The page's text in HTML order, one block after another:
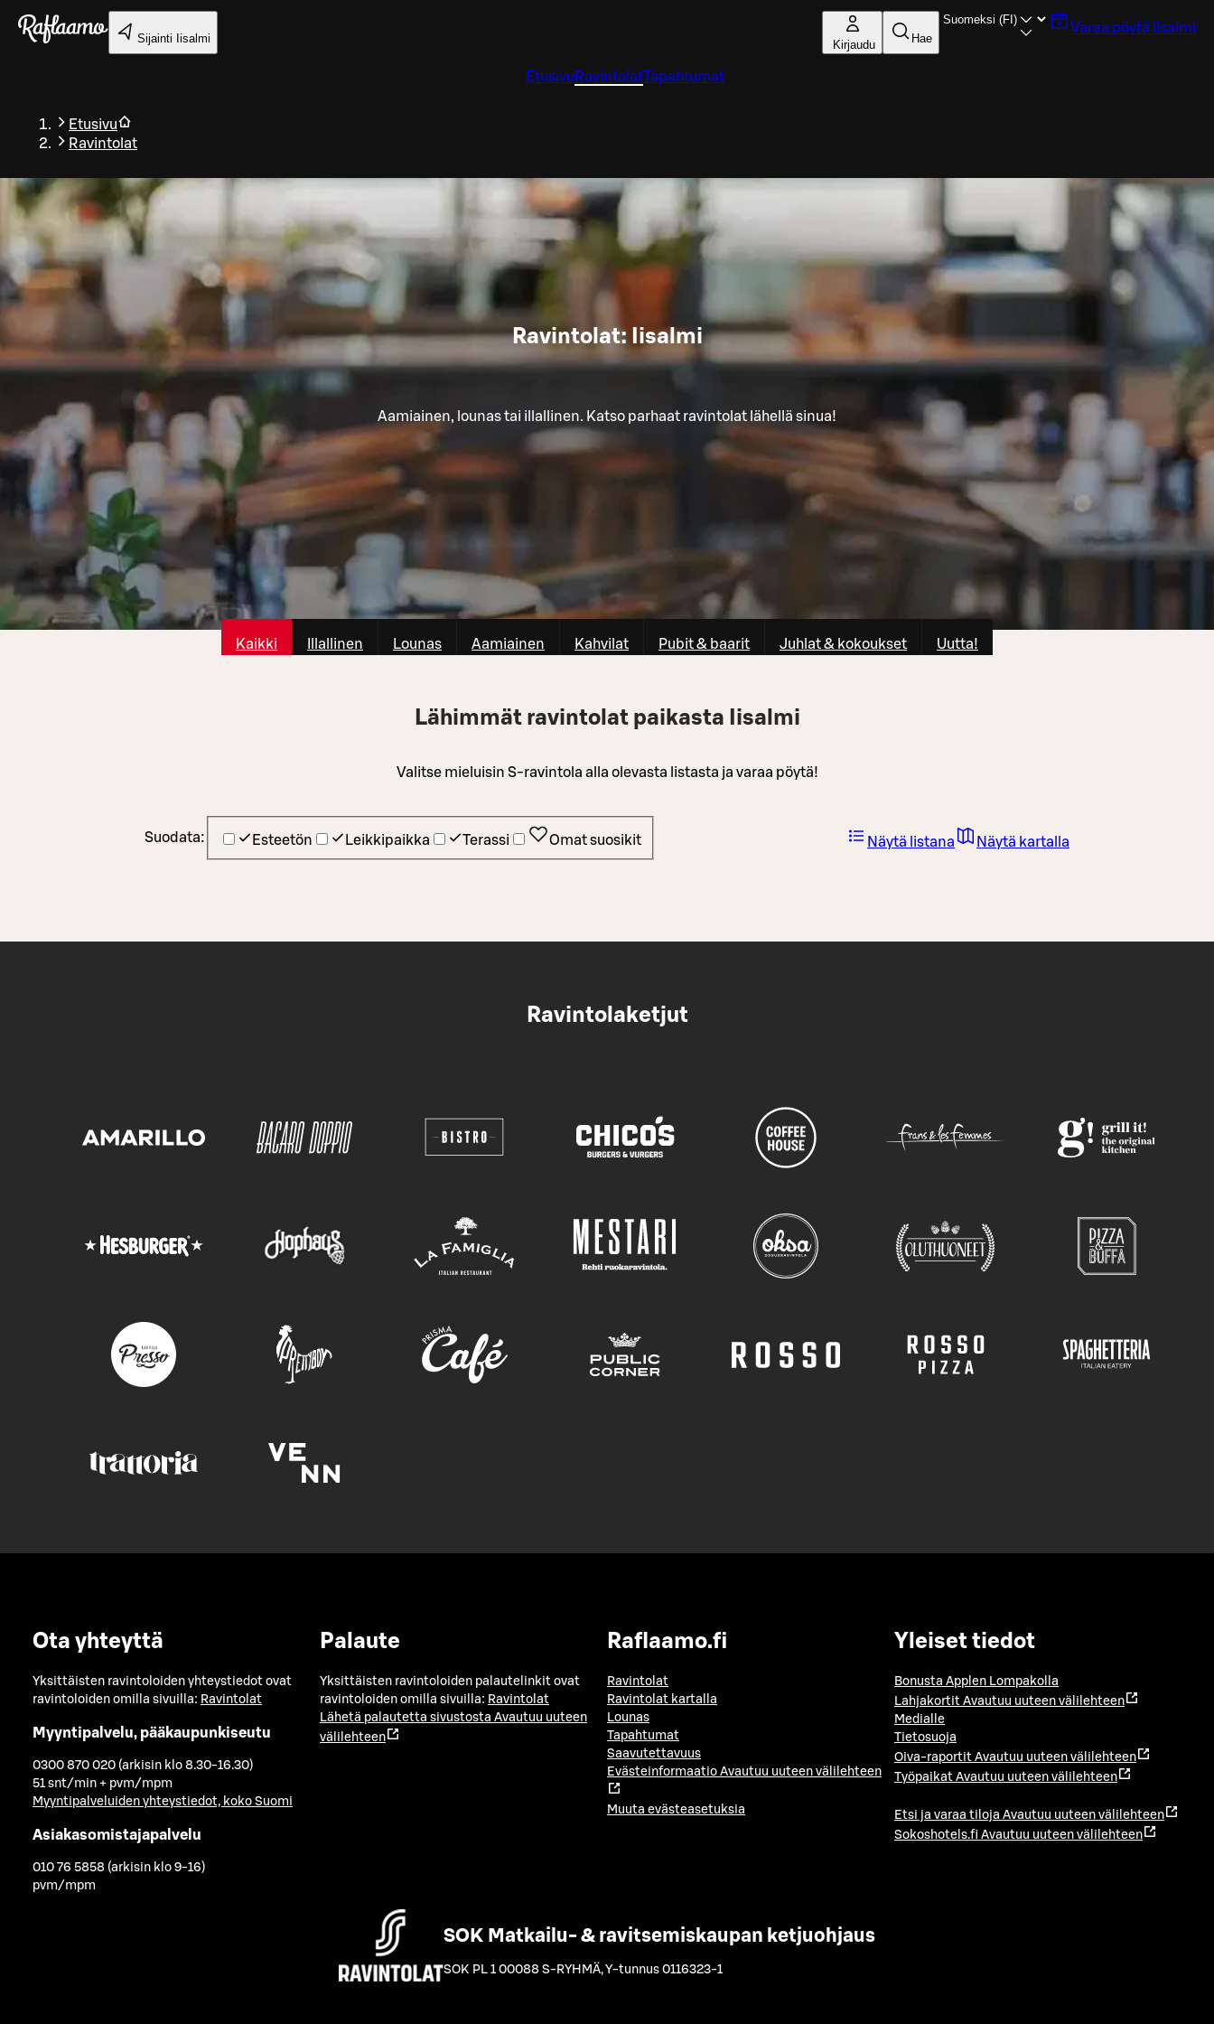
Siirry pääsisältöön
Sijainti Iisalmi Kirjaudu Hae
Varaa pöytä Iisalmi
Etusivu RavintolatTapahtumat
Etusivu
Ravintolat
Ravintolat: Iisalmi
Aamiainen, lounas tai illallinen. Katso parhaat ravintolat lähellä sinua!
Kaikki Illallinen Lounas Aamiainen Kahvilat Pubit & baarit Juhlat & kokoukset Uutta!
Lähimmät ravintolat paikasta Iisalmi
Valitse mieluisin S-ravintola alla olevasta listasta ja varaa pöytä!
Suodata: Esteetön Leikkipaikka Terassi Omat suosikit Näytä listana Näytä kartalla
Ravintolaketjut
Ota yhteyttä
Yksittäisten ravintoloiden yhteystiedot ovat
ravintoloiden omilla sivuilla: Ravintolat
Myyntipalvelu, pääkaupunkiseutu
0300 870 020 (arkisin klo 8.30-16.30)
51 snt/min + pvm/mpm
Myyntipalveluiden yhteystiedot, koko Suomi
Asiakasomistajapalvelu
010 76 5858 (arkisin klo 9-16)
pvm/mpm
Palaute
Yksittäisten ravintoloiden palautelinkit ovat
ravintoloiden omilla sivuilla: Ravintolat
Lähetä palautetta sivustosta Avautuu uuteen
välilehteen
Raflaamo.fi
Ravintolat
Ravintolat kartalla
Lounas
Tapahtumat
Saavutettavuus
Evästeinformaatio Avautuu uuteen välilehteen
Muuta evästeasetuksia
Yleiset tiedot
Bonusta Applen Lompakolla
Lahjakortit Avautuu uuteen välilehteen
Medialle
Tietosuoja
Oiva-raportit Avautuu uuteen välilehteen
Työpaikat Avautuu uuteen välilehteen
Etsi ja varaa tiloja Avautuu uuteen välilehteen
Sokoshotels.fi Avautuu uuteen välilehteen
SOK Matkailu- & ravitsemiskaupan ketjuohjaus
SOK PL 1 00088 S-RYHMÄ,Y-tunnus 0116323-1